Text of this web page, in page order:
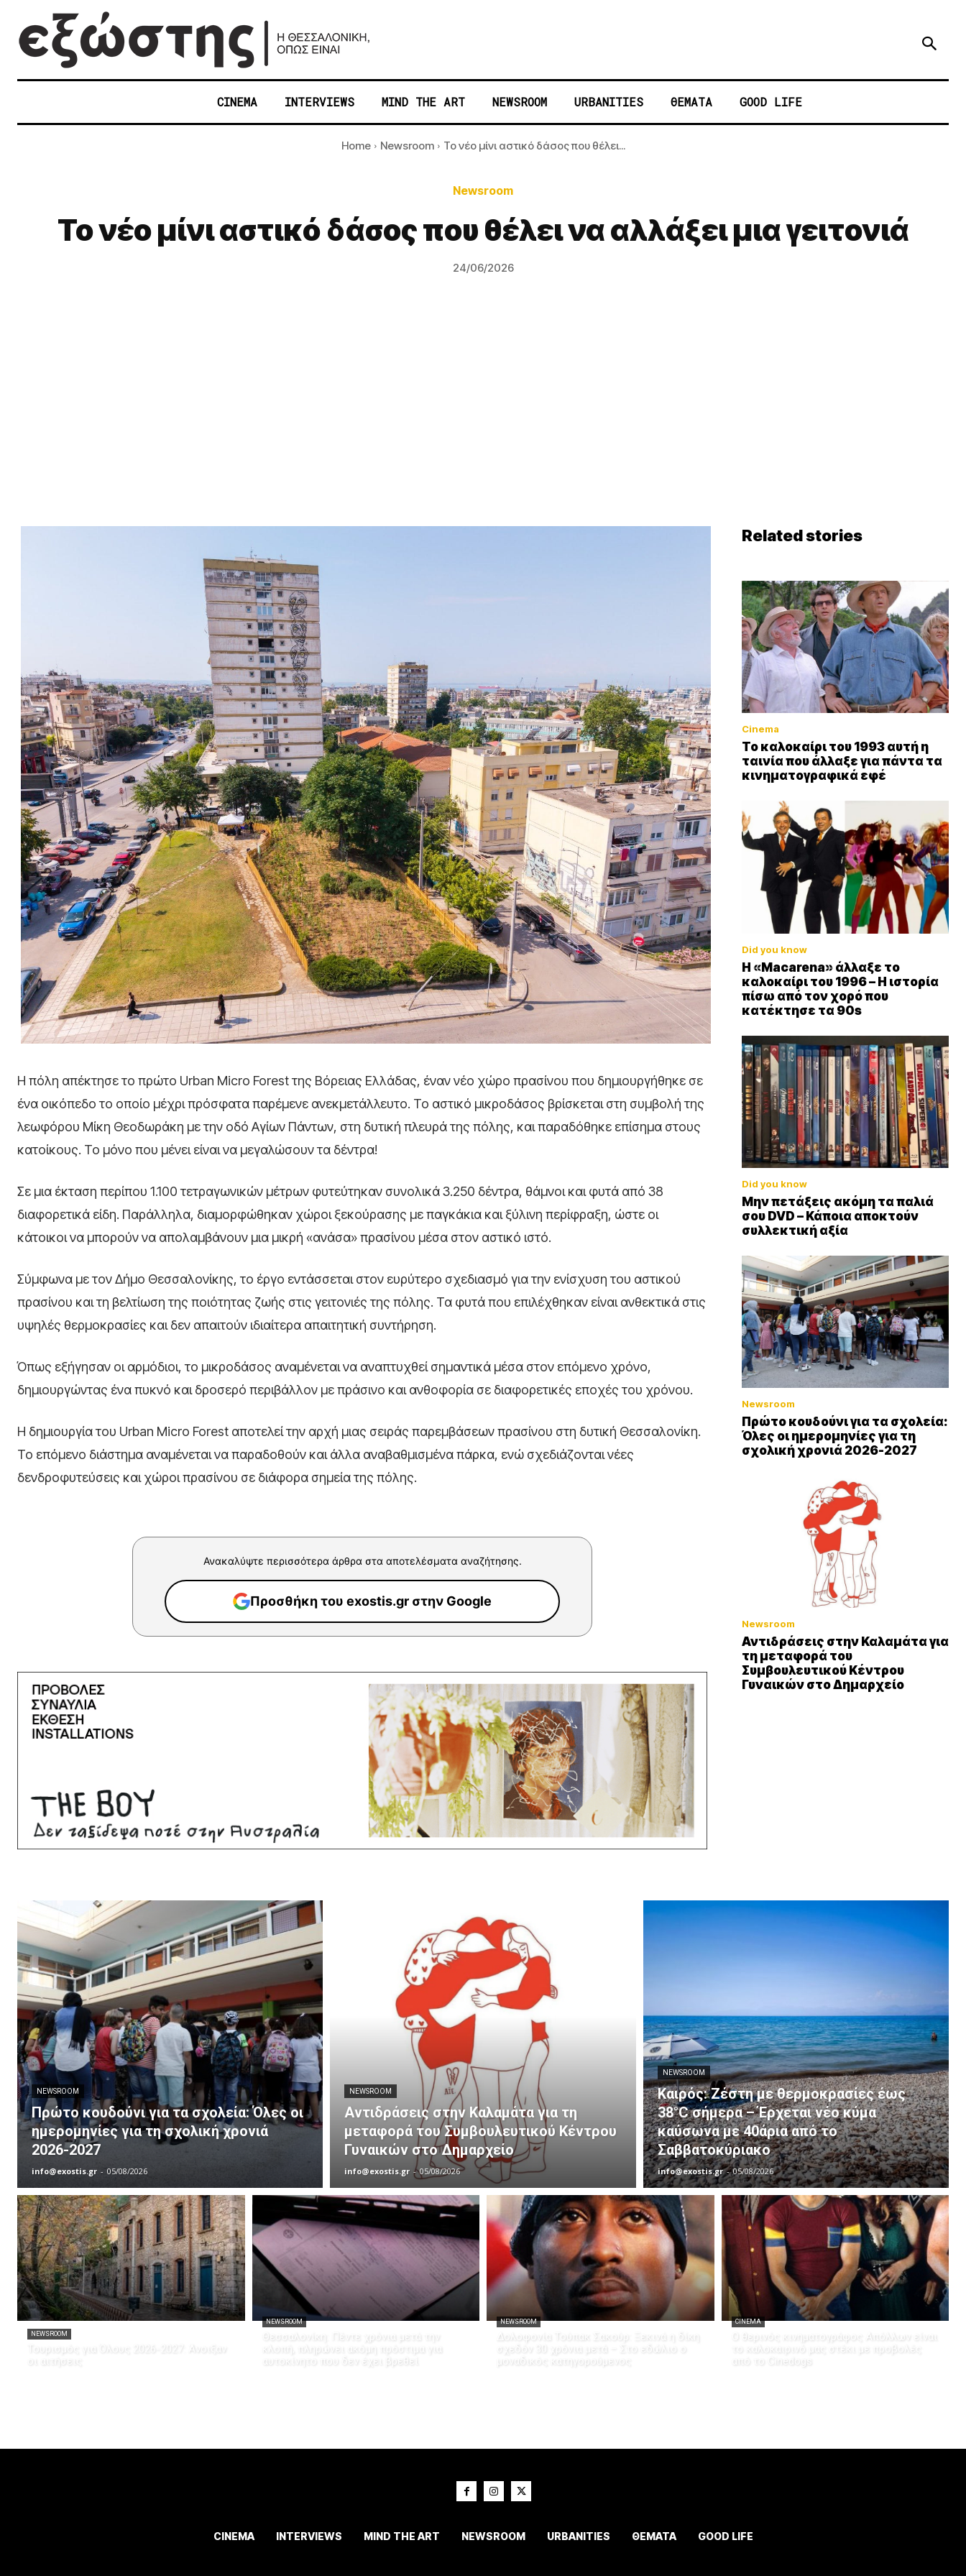
CINEMA INTERVIEWS MIND THE ART NEWSROOM URBANITIES ΘΕΜΑΤΑ GOOD LIFE
Home Newsroom Το νέο μίνι αστικό δάσος που θέλει...
Newsroom
Το νέο μίνι αστικό δάσος που θέλει να αλλάξει μια γειτονιά
24/06/2026
Η πόλη απέκτησε το πρώτο Urban Micro Forest της Βόρειας Ελλάδας, έναν νέο χώρο πρασίνου που δημιουργήθηκε σε
ένα οικόπεδο το οποίο μέχρι πρόσφατα παρέμενε ανεκμετάλλευτο. Το αστικό μικροδάσος βρίσκεται στη συμβολή της
λεωφόρου Μίκη Θεοδωράκη με την οδό Αγίων Πάντων, στη δυτική πλευρά της πόλης, και παραδόθηκε επίσημα στους
κατοίκους. Το μόνο που μένει είναι να μεγαλώσουν τα δέντρα!
Σε μια έκταση περίπου 1.100 τετραγωνικών μέτρων φυτεύτηκαν συνολικά 3.250 δέντρα, θάμνοι και φυτά από 38
διαφορετικά είδη. Παράλληλα, διαμορφώθηκαν χώροι ξεκούρασης με παγκάκια και ξύλινη περίφραξη, ώστε οι
κάτοικοι να μπορούν να απολαμβάνουν μια μικρή «ανάσα» πρασίνου μέσα στον αστικό ιστό.
Σύμφωνα με τον Δήμο Θεσσαλονίκης, το έργο εντάσσεται στον ευρύτερο σχεδιασμό για την ενίσχυση του αστικού
πρασίνου και τη βελτίωση της ποιότητας ζωής στις γειτονιές της πόλης. Τα φυτά που επιλέχθηκαν είναι ανθεκτικά στις
υψηλές θερμοκρασίες και δεν απαιτούν ιδιαίτερα απαιτητική συντήρηση.
Όπως εξήγησαν οι αρμόδιοι, το μικροδάσος αναμένεται να αναπτυχθεί σημαντικά μέσα στον επόμενο χρόνο,
δημιουργώντας ένα πυκνό και δροσερό περιβάλλον με πράσινο και ανθοφορία σε διαφορετικές εποχές του χρόνου.
Η δημιουργία του Urban Micro Forest αποτελεί την αρχή μιας σειράς παρεμβάσεων πρασίνου στη δυτική Θεσσαλονίκη.
Το επόμενο διάστημα αναμένεται να παραδοθούν και άλλα αναβαθμισμένα πάρκα, ενώ σχεδιάζονται νέες
δενδροφυτεύσεις και χώροι πρασίνου σε διάφορα σημεία της πόλης.
Ανακαλύψτε περισσότερα άρθρα στα αποτελέσματα αναζήτησης.
Προσθήκη του exostis.gr στην Google
Related stories
Cinema
Το καλοκαίρι του 1993 αυτή η
ταινία που άλλαξε για πάντα τα
κινηματογραφικά εφέ
Did you know
Η «Macarena» άλλαξε το
καλοκαίρι του 1996 – Η ιστορία
πίσω από τον χορό που
κατέκτησε τα 90s
Did you know
Μην πετάξεις ακόμη τα παλιά
σου DVD – Κάποια αποκτούν
συλλεκτική αξία
Newsroom
Πρώτο κουδούνι για τα σχολεία:
Όλες οι ημερομηνίες για τη
σχολική χρονιά 2026-2027
Newsroom
Αντιδράσεις στην Καλαμάτα για
τη μεταφορά του
Συμβουλευτικού Κέντρου
Γυναικών στο Δημαρχείο
NEWSROOM
Πρώτο κουδούνι για τα σχολεία: Όλες οι
ημερομηνίες για τη σχολική χρονιά
2026-2027
info@exostis.gr - 05/08/2026
NEWSROOM
Αντιδράσεις στην Καλαμάτα για τη
μεταφορά του Συμβουλευτικού Κέντρου
Γυναικών στο Δημαρχείο
info@exostis.gr - 05/08/2026
NEWSROOM
Καιρός: Ζέστη με θερμοκρασίες έως
38°C σήμερα – Έρχεται νέο κύμα
καύσωνα με 40άρια από το
Σαββατοκύριακο
info@exostis.gr - 05/08/2026
NEWSROOM
Τουρισμός για Όλους 2026-2027: Άνοιξαν
οι αιτήσεις
NEWSROOM
Θεσσαλονίκη: Πέντε χρόνια μετά την
κλοπή, πληρώνει ακόμη πρόστιμα για
αυτοκίνητο που δεν έχει βρεθεί
NEWSROOM
Δολοφονία Τούπακ Σακούρ: Ξεκινά η δίκη
σχεδόν 30 χρόνια μετά – Στο εδώλιο ο
μοναδικός κατηγορούμενος
CINEMA
Ο θερινός κινηματογράφος Απόλλων είναι
το καλοκαιρινό μας στέκι με προβολές
από το Cinedogs
CINEMA INTERVIEWS MIND THE ART NEWSROOM URBANITIES ΘΕΜΑΤΑ GOOD LIFE